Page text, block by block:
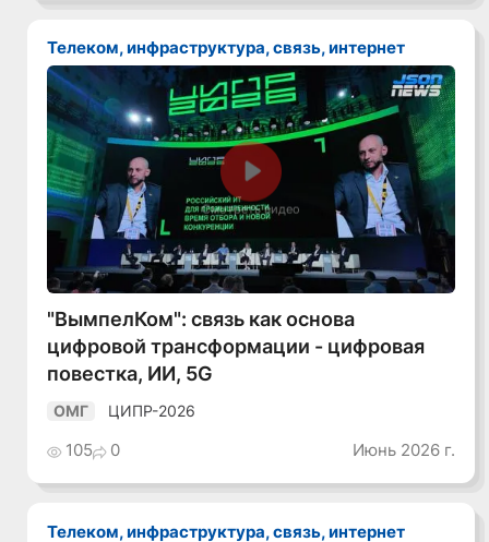
Телеком, инфраструктура, связь, интернет
Смотреть видео
"ВымпелКом": связь как основа
цифровой трансформации - цифровая
повестка, ИИ, 5G
ОМГ ЦИПР-2026
105 0 Июнь 2026 г.
Телеком, инфраструктура, связь, интернет